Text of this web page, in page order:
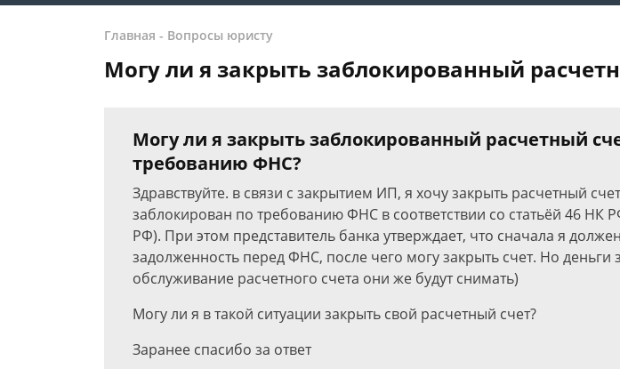
Главная - Вопросы юристу
Могу ли я закрыть заблокированный
Могу ли я закрыть заблокированный расчетный
требованию ФНС?
Здравствуйте. в связи с закрытием ИП, я хочу закрыть расчетный
заблокирован по требованию ФНС в соответствии со статьёй 46 НК
РФ). При этом представитель банка утверждает, что сначала я
задолженность перед ФНС, после чего могу закрыть счет. Но деньги
обслуживание расчетного счета они же будут снимать)
Могу ли я в такой ситуации закрыть свой расчетный счет?
Заранее спасибо за ответ